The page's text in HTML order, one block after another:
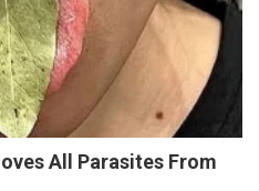
All Parasites From